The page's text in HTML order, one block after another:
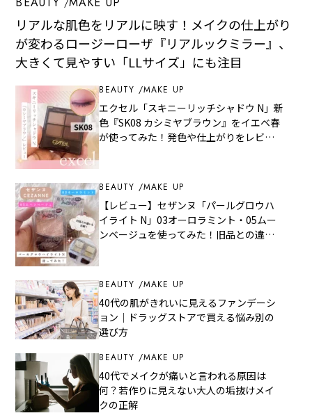
リアルな肌色をリアルに映す！メイクの仕上がり
が変わるロージーローザ『リアルックミラー』、
大きくて見やすい「LLサイズ」にも注目
BEAUTY MAKE UP
エクセル「スキニーリッチシャドウ N」新
色『SK08 カシミヤブラウン』をイエベ春
が使ってみた！発色や仕上がりをレビュ
BEAUTY MAKE UP
【レビュー】セザンヌ「パールグロウハ
イライト N」03オーロラミント・05ムー
ンベージュを使ってみた！旧品との違い
BEAUTY MAKE UP
40代の肌がきれいに見えるファンデーシ
ョン｜ドラッグストアで買える悩み別の
選び方
BEAUTY MAKE UP
40代でメイクが痛いと言われる原因は
何？若作りに見えない大人の垢抜けメイ
クの正解